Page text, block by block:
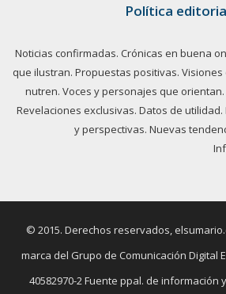
Política
Noticias confirmadas. Crónicas en buena
que ilustran. Propuestas positivas.
nutren. Voces y personajes que
Revelaciones exclusivas. Datos de
y perspectivas. Nuevas
© 2015. Derechos reservados,
marca del Grupo de Comunicación Digital EL
40582970-2 Fuente ppal. de información